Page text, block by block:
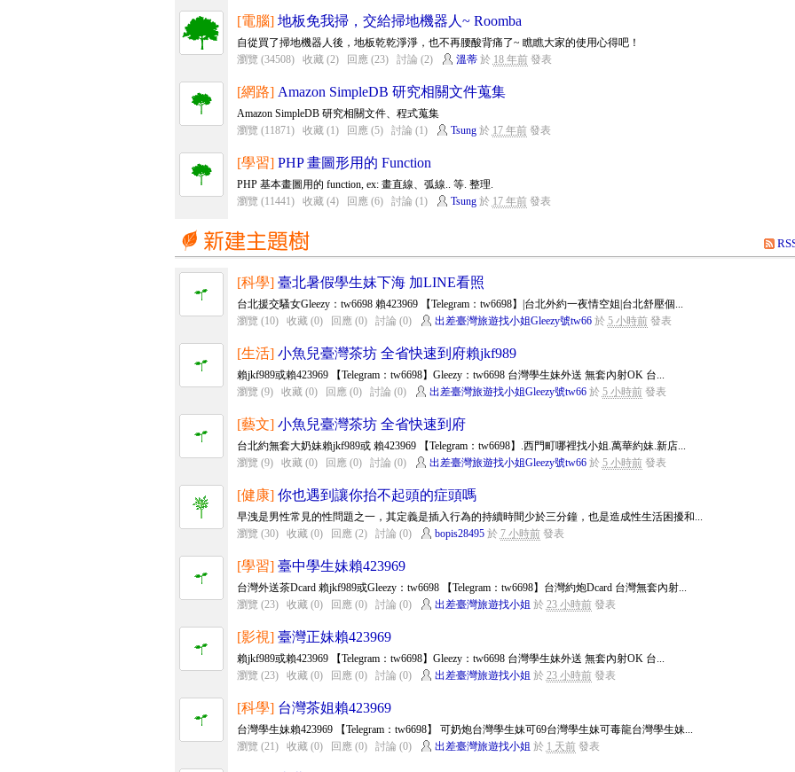
[電腦] 地板免我掃，交給掃地機器人~ Roomba
自從買了掃地機器人後，地板乾乾淨淨，也不再腰酸背痛了~ 瞧瞧大家的使用心得吧！
瀏覽 (34508)
收藏 (2) 回應 (23) 討論 (2) 溫蒂於 18 年前發表
[網路] Amazon SimpleDB 研究相關文件蒐集
Amazon SimpleDB 研究相關文件、程式蒐集
瀏覽 (11871)
收藏 (1) 回應 (5) 討論 (1) Tsung於 17 年前發表
[學習] PHP 畫圖形用的 Function
PHP 基本畫圖用的 function, ex: 畫直線、弧線.. 等. 整理.
瀏覽 (11441)
收藏 (4) 回應 (6) 討論 (1) Tsung於 17 年前發表
[科學] 臺北暑假學生妹下海 加LINE看照
台北援交騷女Gleezy：tw6698 賴423969 【Telegram：tw6698】|台北外約一夜情空姐|台北舒壓個...
瀏覽 (10)
收藏 (0) 回應 (0) 討論 (0) 出差臺灣旅遊找小姐Gleezy號tw66於 5 小時前發表
[生活] 小魚兒臺灣茶坊 全省快速到府賴jkf989
賴jkf989或賴423969 【Telegram：tw6698】Gleezy：tw6698 台灣學生妹外送 無套內射OK 台...
瀏覽 (9)
收藏 (0) 回應 (0) 討論 (0) 出差臺灣旅遊找小姐Gleezy號tw66於 5 小時前發表
[藝文] 小魚兒臺灣茶坊 全省快速到府
台北約無套大奶妹賴jkf989或 賴423969 【Telegram：tw6698】.西門町哪裡找小姐.萬華約妹.新店...
瀏覽 (9)
收藏 (0) 回應 (0) 討論 (0) 出差臺灣旅遊找小姐Gleezy號tw66於 5 小時前發表
[健康] 你也遇到讓你抬不起頭的症頭嗎
早洩是男性常見的性問題之一，其定義是插入行為的持續時間少於三分鐘，也是造成性生活困擾和...
瀏覽 (30)
收藏 (0) 回應 (2) 討論 (0) bopis28495於 7 小時前發表
[學習] 臺中學生妹賴423969
台灣外送茶Dcard 賴jkf989或Gleezy：tw6698 【Telegram：tw6698】台灣約炮Dcard 台灣無套內射...
瀏覽 (23)
收藏 (0) 回應 (0) 討論 (0) 出差臺灣旅遊找小姐 於 23 小時前發表
[影視] 臺灣正妹賴423969
賴jkf989或賴423969 【Telegram：tw6698】Gleezy：tw6698 台灣學生妹外送 無套內射OK 台...
瀏覽 (23)
收藏 (0) 回應 (0) 討論 (0) 出差臺灣旅遊找小姐 於 23 小時前發表
[科學] 台灣茶姐賴423969
台灣學生妹賴423969 【Telegram：tw6698】 可奶炮台灣學生妹可69台灣學生妹可毒龍台灣學生妹...
瀏覽 (21)
收藏 (0) 回應 (0) 討論 (0) 出差臺灣旅遊找小姐 於 1 天前發表